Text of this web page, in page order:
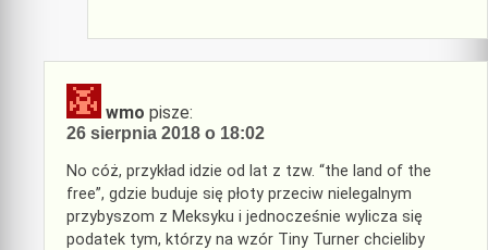
wmo pisze:
26 sierpnia 2018 o 18:02
No cóż, przykład idzie od lat z tzw. “the land of the
free”, gdzie buduje się płoty przeciw nielegalnym
przybyszom z Meksyku i jednocześnie wylicza się
podatek tym, którzy na wzór Tiny Turner chcieliby